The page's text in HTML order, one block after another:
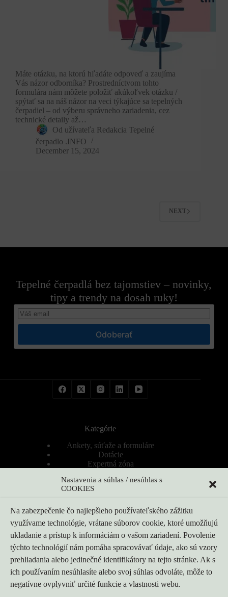
Nastavenia a súhlas / nesúhlas s
COOKIES
Na zabezpečenie čo najlepšieho používateľského zážitku
využívame technológie, vrátane súborov cookie, ktoré umožňujú
ukladanie a prístup k informáciám o vašom zariadení. Povolenie
týchto technológií nám pomáha spracovávať údaje, ako sú vzory
prehliadania alebo jedinečné identifikátory na tejto stránke. Ak s
ich používaním nesúhlasíte alebo svoj súhlas odvoláte, môže to
negatívne ovplyvniť určité funkcie a vlastnosti webu.
Máte otázku, na ktorú hľadáte odpoveď a zaujíma
Vás názor odborníka? Prostredníctvom tohto
formulára nám môžete položiť akúkoľvek otázku /
spýtať sa na náš názor na veci týkajúce sa tepelných
čerpadiel – od výberu správneho zariadenia, cez
technické detaily až…
Od užívateľa Redakcia Tepelné
čerpadlo .INFO
December 15, 2024
NEXT
Tepelné čerpadlá bez tajomstiev – novinky,
tipy a trendy na dosah ruky!
Odoberať
Kategórie
Ankety, súťaže a formuláre
Dotácie
Expertná zóna
Nezaradené
Ponuka produktov a riešení
Poradňa
Produkty
Produkty
Rezidenční tepelná čerpadla
Správy
Správy z EÚ a Európy
Výber a návrh tepelných čerpadiel
Výrobcovia / značky